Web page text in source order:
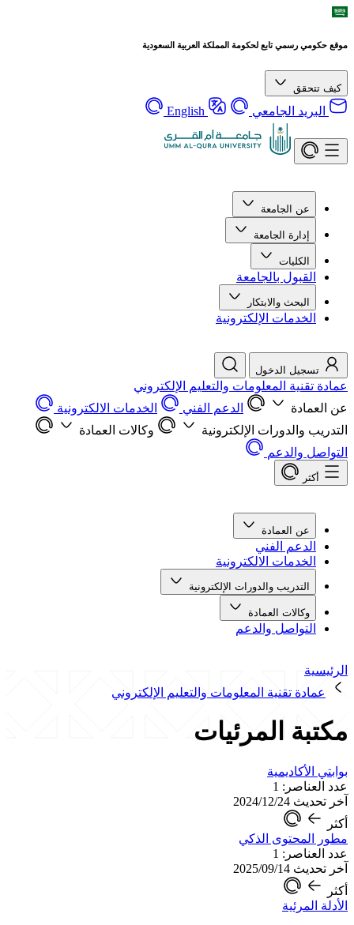
موقع حكومي رسمي تابع لحكومة المملكة العربية السعودية
كيف تتحقق
البريد الجامعي English
عن الجامعة
إدارة الجامعة
الكليات
القبول بالجامعة
البحث والابتكار
الخدمات الإلكترونية
تسجيل الدخول
عمادة تقنية المعلومات والتعليم الإلكتروني
عن العمادة
الدعم الفني
الخدمات الالكترونية
التدريب والدورات الإلكترونية
وكالات العمادة
التواصل والدعم
أكثر
عن العمادة
الدعم الفني
الخدمات الالكترونية
التدريب والدورات الإلكترونية
وكالات العمادة
التواصل والدعم
الرئيسية
عمادة تقنية المعلومات والتعليم الإلكتروني
مكتبة المرئيات
بوابتي الأكاديمية
عدد العناصر: 1
آخر تحديث 2024/12/24
أكثر
مطور المحتوى الذكي
عدد العناصر: 1
آخر تحديث 2025/09/14
أكثر
الأدلة المرئية